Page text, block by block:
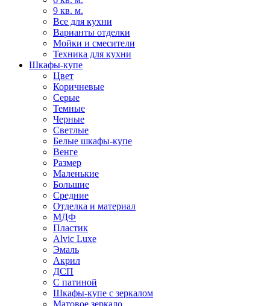
9 кв. м.
Все для кухни
Варианты отделки
Мойки и смесители
Техника для кухни
Шкафы-купе
Цвет
Коричневые
Серые
Темные
Черные
Светлые
Белые шкафы-купе
Венге
Размер
Маленькие
Большие
Средние
Отделка и материал
МДФ
Пластик
Alvic Luxe
Эмаль
Акрил
ДСП
С патиной
Шкафы-купе с зеркалом
Матовое зеркало